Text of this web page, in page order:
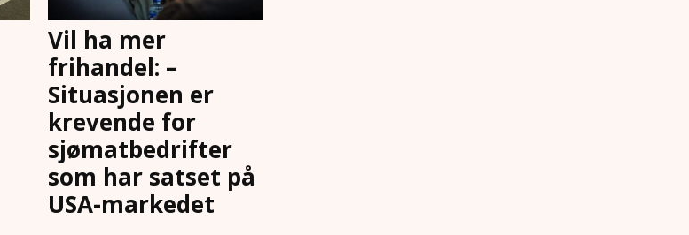
Vil ha mer
frihandel: –
Situasjonen er
krevende for
sjømatbedrifter
som har satset på
USA-markedet